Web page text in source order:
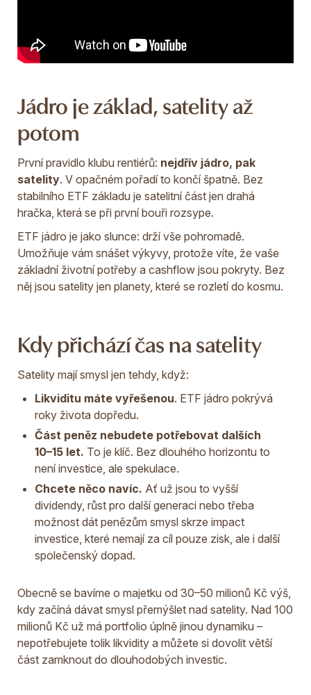
Jádro je základ, satelity až
potom
První pravidlo klubu rentiérů: nejdřív jádro, pak
satelity. V opačném pořadí to končí špatně. Bez
stabilního ETF základu je satelitní část jen drahá
hračka, která se při první bouři rozsype.
ETF jádro je jako slunce: drží vše pohromadě.
Umožňuje vám snášet výkyvy, protože víte, že vaše
základní životní potřeby a cashflow jsou pokryty. Bez
něj jsou satelity jen planety, které se rozletí do kosmu.
Kdy přichází čas na satelity
Satelity mají smysl jen tehdy, když:
Likviditu máte vyřešenou. ETF jádro pokrývá
roky života dopředu.
Část peněz nebudete potřebovat dalších
10–15 let. To je klíč. Bez dlouhého horizontu to
není investice, ale spekulace.
Chcete něco navíc. Ať už jsou to vyšší
dividendy, růst pro další generaci nebo třeba
možnost dát penězům smysl skrze impact
investice, které nemají za cíl pouze zisk, ale i další
společenský dopad.
Obecně se bavíme o majetku od 30–50 milionů Kč výš,
kdy začíná dávat smysl přemýšlet nad satelity. Nad 100
milionů Kč už má portfolio úplně jinou dynamiku –
nepotřebujete tolik likvidity a můžete si dovolit větší
část zamknout do dlouhodobých investic.